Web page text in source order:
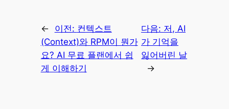
← 이전: 컨텍스트
(Context)와 RPM이 뭔가
요? AI 무료 플랜에서 쉽
게 이해하기
다음: 저, AI
가 기억을
잃어버린 날
→